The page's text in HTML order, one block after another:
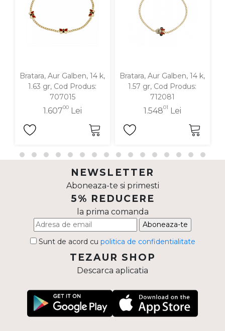
Bratara, Aur Galben, 14 k,
1.63 gr, Cod Produs:
707015
1.60700Lei
Bratara, Aur Galben, 14 k,
1.57 gr, Cod Produs:
712081
1.54801 Lei
NEWSLETTER
Aboneaza-te si primesti
5% REDUCERE
la prima comanda
Aboneaza-te
Sunt de acord cu politica de confidentialitate
TEZAUR SHOP
Descarca aplicatia